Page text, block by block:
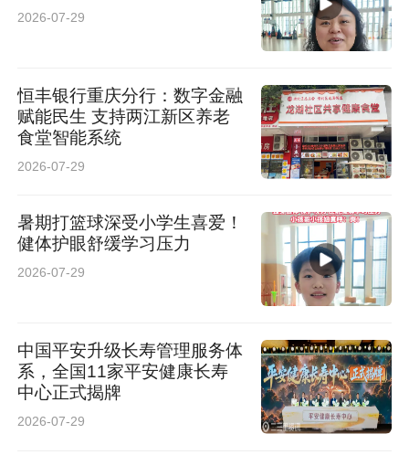
2026-07-29
恒丰银行重庆分行：数字金融
赋能民生 支持两江新区养老
食堂智能系统
2026-07-29
暑期打篮球深受小学生喜爱！
健体护眼舒缓学习压力
2026-07-29
中国平安升级长寿管理服务体
系，全国11家平安健康长寿
中心正式揭牌
2026-07-29